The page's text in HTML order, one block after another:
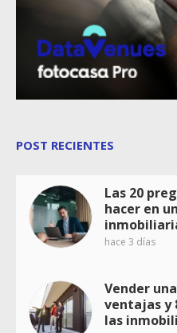
POST RECIENTES
Las 20
hacer en
hace 3 días
Vender
ventajas y
las